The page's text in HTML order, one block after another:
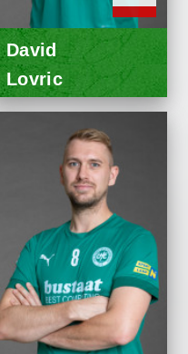
David
Lovric